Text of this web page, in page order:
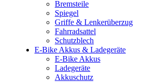
Bremsteile
Spiegel
Griffe & Lenkerüberzug
Fahrradsattel
Schutzblech
E-Bike Akkus & Ladegeräte
E-Bike Akkus
Ladegeräte
Akkuschutz